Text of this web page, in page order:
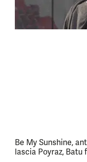
Be My Sunshine,
lascia Poyraz, Batu